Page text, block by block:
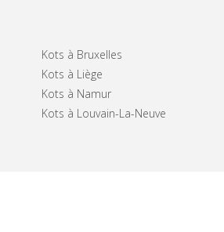
Kots à Bruxelles
Kots à Liège
Kots à Namur
Kots à Louvain-La-Neuve